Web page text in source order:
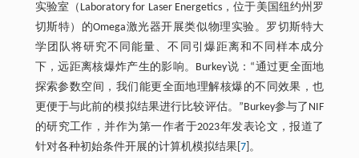
实验室（Laboratory for Laser Energetics，位于美国纽约州罗
切斯特）的Omega激光器开展类似物理实验。罗切斯特大
学团队将研究不同能量、不同引爆距离和不同样本成分
下，远距离核爆炸产生的影响。Burkey说：“通过更全面地
探索参数空间，我们能更全面地理解核爆的不同效果，也
更便于与此前的模拟结果进行比较评估。”Burkey参与了NIF
的研究工作，并作为第一作者于2023年发表论文，报道了
针对各种初始条件开展的计算机模拟结果[ 7]。